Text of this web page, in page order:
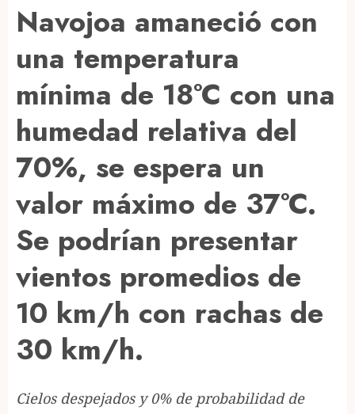
Navojoa amaneció con
una temperatura
mínima de 18°C con una
humedad relativa del
70%, se espera un
valor máximo de 37°C.
Se podrían presentar
vientos promedios de
10 km/h con rachas de
30 km/h.
Cielos despejados y 0% de probabilidad de